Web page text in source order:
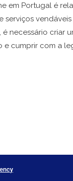
em Portugal é
serviços
necessário criar
cumprir com a